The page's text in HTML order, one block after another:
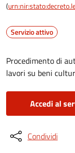
(
Servizio attivo
Procedimento di
lavori su beni
Accedi al
Condividi